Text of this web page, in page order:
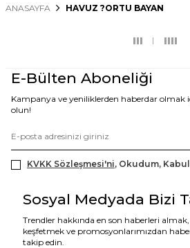
ANASAYFA HAVUZ ?ORTU BAYAN
E-Bülten Aboneliği
Kampanya ve yeniliklerden haberdar olmak
olun!
KVKK Sözleşmesi'ni, Okudum,
Sosyal Medyada Bizi
Trendler hakkında en son haberleri
keşfetmek ve promosyonlarımızdan
takip edin.